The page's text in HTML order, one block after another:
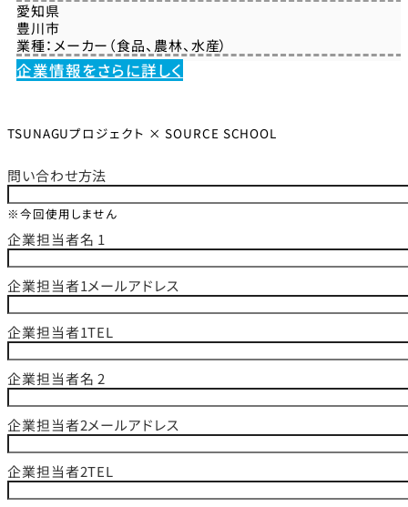
愛知県
豊川市
業種： メーカー（食品、農林、水産）
企業情報をさらに詳しく
TSUNAGUプロジェクト × SOURCE SCHOOL
問い合わせ方法
※今回使用しません
企業担当者名 1
企業担当者1メールアドレス
企業担当者1TEL
企業担当者名 2
企業担当者2メールアドレス
企業担当者2TEL